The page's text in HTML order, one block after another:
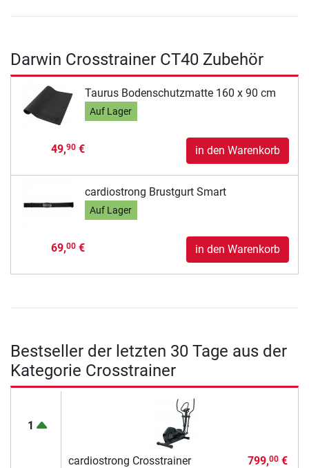
Darwin Crosstrainer CT40 Zubehör
Taurus Bodenschutzmatte 160 x 90 cm
Auf Lager
49,90€ in den Warenkorb
cardiostrong Brustgurt Smart
Auf Lager
69,00€ in den Warenkorb
Bestseller der letzten 30 Tage aus der
Kategorie Crosstrainer
1
cardiostrong Crosstrainer
799,00€